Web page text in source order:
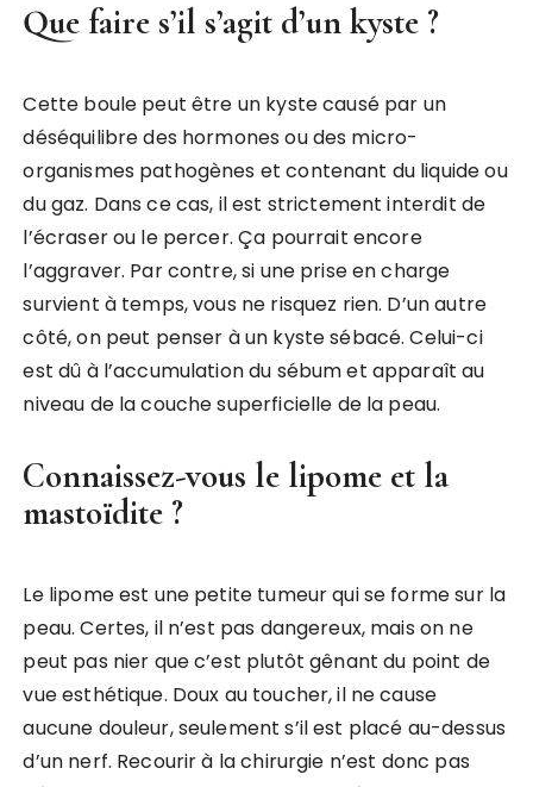
Que faire s’il s’agit d’un kyste ?
Cette boule peut être un kyste causé par un
déséquilibre des hormones ou des micro-
organismes pathogènes et contenant du liquide ou
du gaz. Dans ce cas, il est strictement interdit de
l’écraser ou le percer. Ça pourrait encore
l’aggraver. Par contre, si une prise en charge
survient à temps, vous ne risquez rien. D’un autre
côté, on peut penser à un kyste sébacé. Celui-ci
est dû à l’accumulation du sébum et apparaît au
niveau de la couche superficielle de la peau.
Connaissez-vous le lipome et la
mastoïdite ?
Le lipome est une petite tumeur qui se forme sur la
peau. Certes, il n’est pas dangereux, mais on ne
peut pas nier que c’est plutôt gênant du point de
vue esthétique. Doux au toucher, il ne cause
aucune douleur, seulement s’il est placé au-dessus
d’un nerf. Recourir à la chirurgie n’est donc pas